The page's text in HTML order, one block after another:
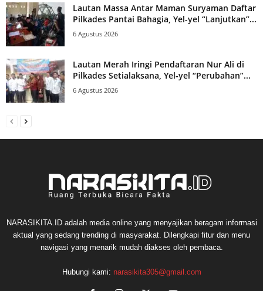
Lautan Massa Antar Maman Suryaman Daftar
Pilkades Pantai Bahagia, Yel-yel “Lanjutkan”...
6 Agustus 2026
Lautan Merah Iringi Pendaftaran Nur Ali di
Pilkades Setialaksana, Yel-yel “Perubahan”...
6 Agustus 2026
NARASIKITA.ID adalah media online yang menyajikan beragam informasi
aktual yang sedang trending di masyarakat. Dilengkapi fitur dan menu
navigasi yang menarik mudah diakses oleh pembaca.
Hubungi kami: narasikita305@gmail.com